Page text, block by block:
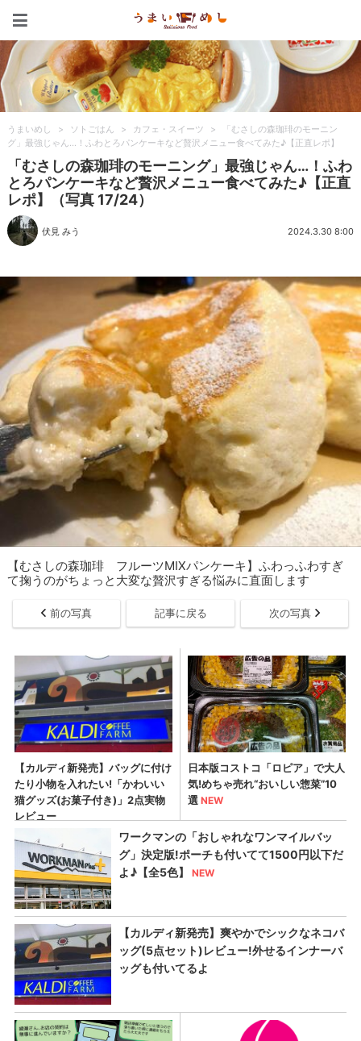
うまいめし > ソトごはん > カフェ・スイーツ >
「むさしの森珈琲のモーニン
グ」最強じゃん…！ふわとろパンケーキなど贅沢メニュー食べてみた♪【正直レポ】
「むさしの森珈琲のモーニング」最強じゃん…！ふわ
とろパンケーキなど贅沢メニュー食べてみた♪【正直
レポ】（写真 17/24）
伏見 みう 2024.3.30 8:00
【むさしの森珈琲 フルーツMIXパンケーキ】ふわっふわすぎ
て掬うのがちょっと大変な贅沢すぎる悩みに直面します
前の写真 記事に戻る 次の写真